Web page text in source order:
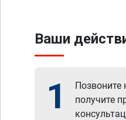
Ваши
1 Позвоните
получите